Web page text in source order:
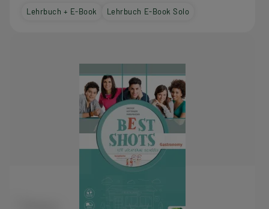
Lehrbuch + E-Book Lehrbuch E-Book Solo